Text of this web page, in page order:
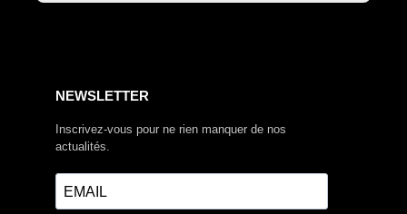
NEWSLETTER
Inscrivez-vous pour ne rien manquer de nos
actualités.